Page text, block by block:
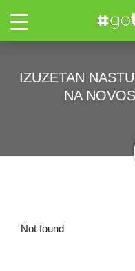
Toggle
IZUZETAN
NA
Not found